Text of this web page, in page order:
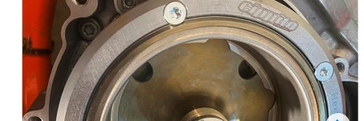
war:
149,00€
ist:
134,10€.